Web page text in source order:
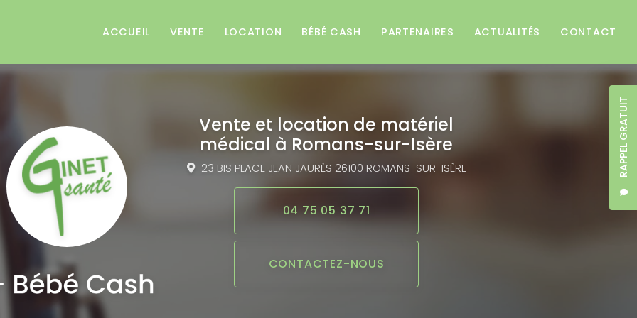
RAPPEL GRATUIT
ACCUEIL VENTE LOCATION BÉBÉ CASH PARTENAIRES ACTUALITÉS CONTACT
Vente et location de matériel
médical à Romans-sur-Isère
23 BIS PLACE JEAN JAURÈS 26100 ROMANS-SUR-ISÈRE
04 75 05 37 71
CONTACTEZ-NOUS